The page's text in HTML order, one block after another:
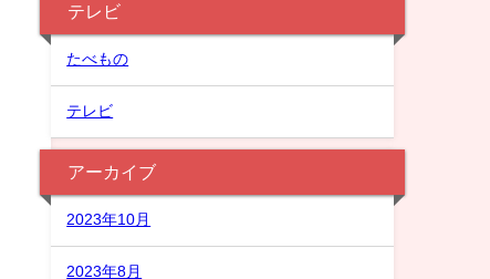
テレビ
たべもの
テレビ
アーカイブ
2023年10月
2023年8月